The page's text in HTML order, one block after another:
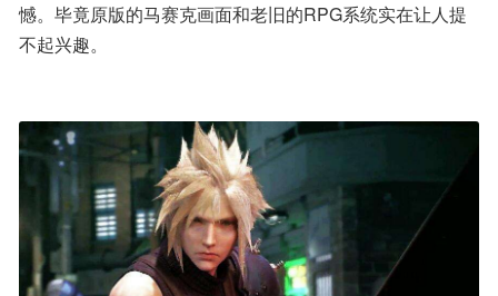
憾。毕竟原版的马赛克画面和老旧的RPG系统实在让人提
不起兴趣。